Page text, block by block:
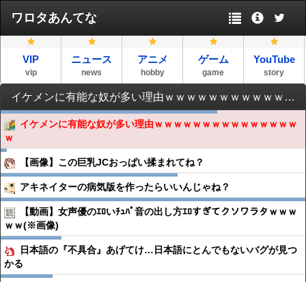
ワロタあんてな
VIP
vip
ニュース
news
アニメ
hobby
ゲーム
game
YouTube
story
イケメンに有能な奴が多い理由ｗｗｗｗｗｗｗｗｗｗｗｗｗｗｗｗ
イケメンに有能な奴が多い理由ｗｗｗｗｗｗｗｗｗｗｗｗｗｗｗ
ｗ
【画像】この巨乳JCおっぱい揉まれてね？
アキネイターの病気版を作ったらいいんじゃね？
【動画】女声優のｴﾛいﾁｭﾊﾟ音の出し方ｴﾛすぎてクソワラタｗｗｗ
ｗｗ(※画像)
日本語の『不具合』あげてけ…日本語にとんでもないバグが見つ
かる